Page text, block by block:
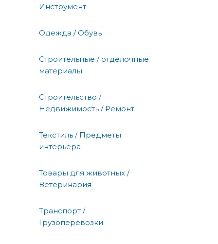
Инструмент
Одежда / Обувь
Строительные / отделочные
материалы
Строительство /
Недвижимость / Ремонт
Текстиль / Предметы
интерьера
Товары для животных /
Ветеринария
Транспорт /
Грузоперевозки